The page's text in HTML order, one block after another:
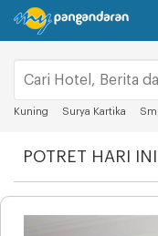
Kuning Surya Kartika
POTRET HARI INI